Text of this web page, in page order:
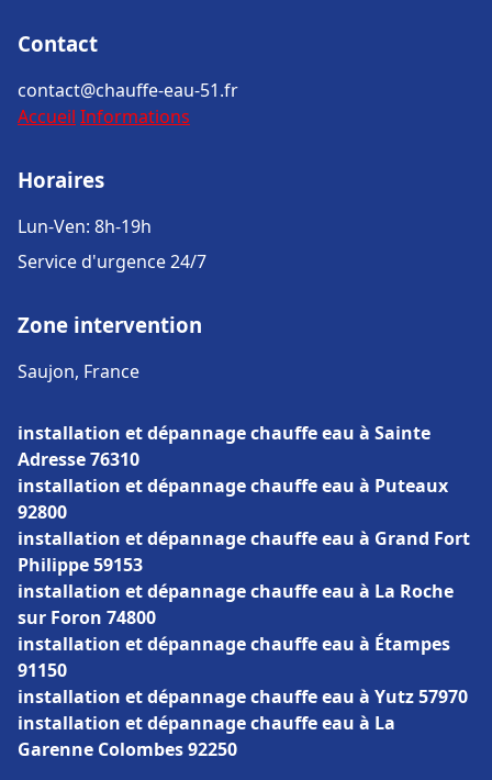
Contact
contact@chauffe-eau-51.fr
Accueil Informations
Horaires
Lun-Ven: 8h-19h
Service d'urgence 24/7
Zone intervention
Saujon, France
installation et dépannage chauffe eau à Sainte
Adresse 76310
installation et dépannage chauffe eau à Puteaux
92800
installation et dépannage chauffe eau à Grand Fort
Philippe 59153
installation et dépannage chauffe eau à La Roche
sur Foron 74800
installation et dépannage chauffe eau à Étampes
91150
installation et dépannage chauffe eau à Yutz 57970
installation et dépannage chauffe eau à La
Garenne Colombes 92250